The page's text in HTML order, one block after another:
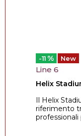
-11 % New
Line 6
Helix
Il Helix
riferimento
professionali